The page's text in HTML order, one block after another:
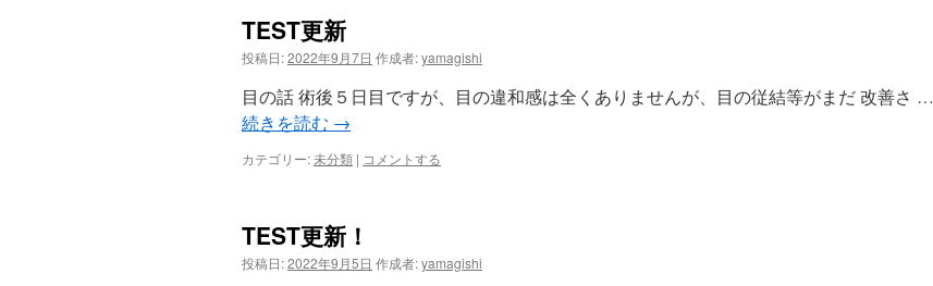
TEST更新
投稿日:2022年9月7日 作成者:yamagishi
目の話 術後５日目ですが、目の違和感は全くありませんが、目の従結等がまだ 改善さ …
続きを読む →
カテゴリー:未分類 | コメントする
TEST更新！
投稿日:2022年9月5日 作成者:yamagishi